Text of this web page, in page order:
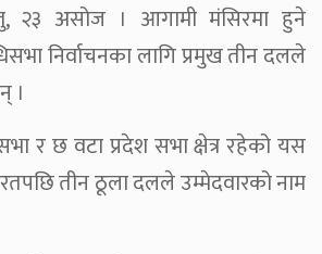
२३ असोज । आगामी मंसिरमा हुने
निर्वाचनका लागि प्रमुख तीन दलले
।
र छ वटा प्रदेश सभा क्षेत्र रहेको यस
तीन ठूला दलले उम्मेदवारको नाम